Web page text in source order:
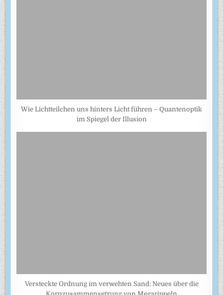
Wie Lichtteilchen uns hinters Licht führen – Quantenoptik
im Spiegel der Illusion
Versteckte Ordnung im verwehten Sand: Neues über die